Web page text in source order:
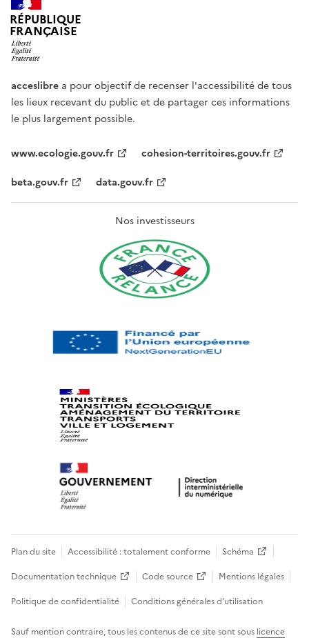
RÉPUBLIQUE
FRANÇAISE
acceslibre a pour objectif de recenser l'accessibilité de tous
les lieux recevant du public et de partager ces informations
le plus largement possible.
www.ecologie.gouv.fr
cohesion-territoires.gouv.fr
beta.gouv.fr
data.gouv.fr
Nos investisseurs
Plan du site Accessibilité : totalement conforme
Schéma
Documentation technique
Code source
Mentions légales
Politique de confidentialité
Conditions générales d’utilisation
Sauf mention contraire, tous les contenus de ce site sont sous licence